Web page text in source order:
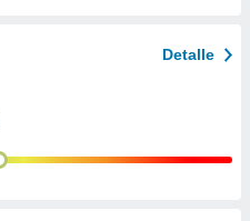
Detalle